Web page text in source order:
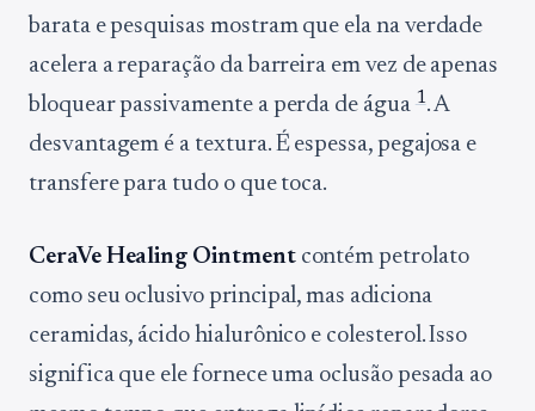
barata e pesquisas mostram que ela na verdade
acelera a reparação da barreira em vez de apenas
bloquear passivamente a perda de água 1. A
desvantagem é a textura. É espessa, pegajosa e
transfere para tudo o que toca.
CeraVe Healing Ointmentcontém petrolato
como seu oclusivo principal, mas adiciona
ceramidas, ácido hialurônico e colesterol. Isso
significa que ele fornece uma oclusão pesada ao